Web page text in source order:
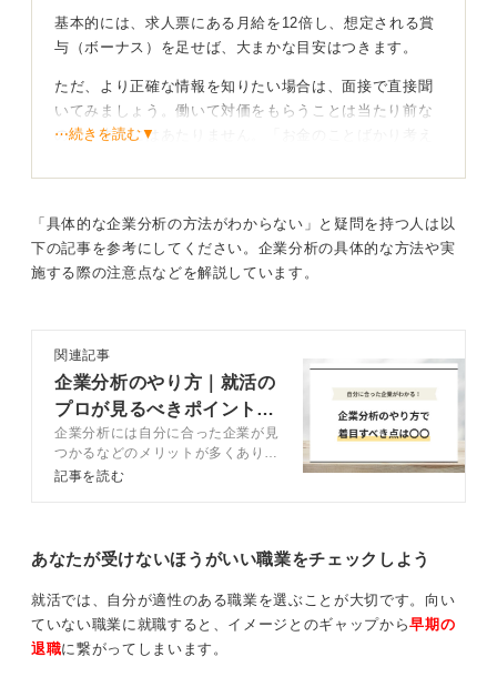
基本的には、求人票にある月給を12倍し、想定される賞
与（ボーナス）を足せば、大まかな目安はつきます。
ただ、より正確な情報を知りたい場合は、面接で直接聞
いてみましょう。働いて対価をもらうことは当たり前な
ので、失礼にはあたりません。「お金のことばかり考え
くのがおすすめ
ます。
最高額を聞いてしまうと、自分が入った場合にギャップ
を感じかねないからです。
また、いくら失礼ではないとはいっても、面接の冒頭に
聞くのは避けましょう。最後に「何か質問はあります
⋯続きを読む▼
「具体的な企業分析の方法がわからない」と疑問を持つ人は以
下の記事を参考にしてください。企業分析の具体的な方法や実
施する際の注意点などを解説しています。
関連記事
企業分析のやり方｜就活の
プロが見るべきポイントや
注意点を解説
企業分析には自分に合った企業が見
つかるなどのメリットが多くありま
す。また集めた企業情報をうまく活
率化のコツまでキャリアコンサルタ
ントとともに徹底解説します。
記事を読む
あなたが受けないほうがいい職業をチェックしよう
就活では、自分が適性のある職業を選ぶことが大切です。向い
ていない職業に就職すると、イメージとのギャップから早期の
退職に繋がってしまいます。